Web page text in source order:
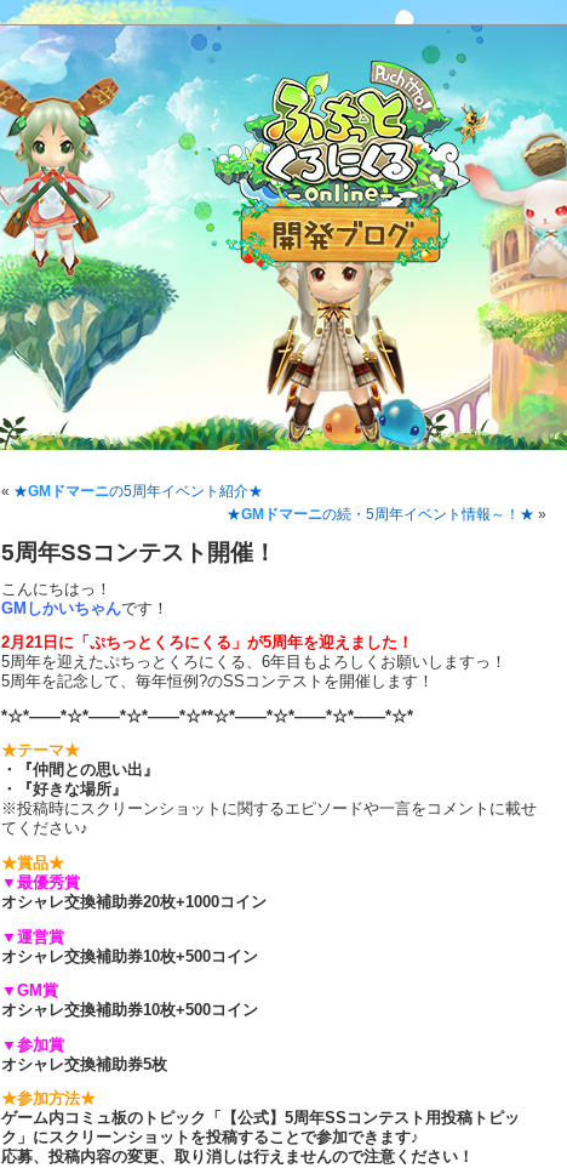
« ★GMドマーニの5周年イベント紹介★
★GMドマーニの続・5周年イベント情報～！★ »
5周年SSコンテスト開催！
こんにちはっ！
GMしかいちゃんです！
2月21日に「ぷちっとくろにくる」が5周年を迎えました！
5周年を迎えたぷちっとくろにくる、6年目もよろしくお願いしますっ！
5周年を記念して、毎年恒例?のSSコンテストを開催します！
*☆*――*☆*――*☆*――*☆**☆*――*☆*――*☆*――*☆*
★テーマ★
・『仲間との思い出』
・『好きな場所』
※投稿時にスクリーンショットに関するエピソードや一言をコメントに載せ
てください♪
★賞品★
▼最優秀賞
オシャレ交換補助券20枚+1000コイン
▼運営賞
オシャレ交換補助券10枚+500コイン
▼GM賞
オシャレ交換補助券10枚+500コイン
▼参加賞
オシャレ交換補助券5枚
★参加方法★
ゲーム内コミュ板のトピック「【公式】5周年SSコンテスト用投稿トピッ
ク」にスクリーンショットを投稿することで参加できます♪
応募、投稿内容の変更、取り消しは行えませんので注意ください！